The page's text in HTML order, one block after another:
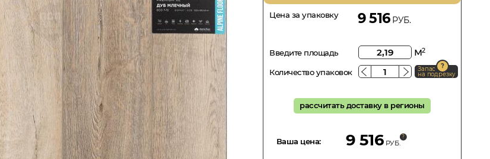
Цена за упаковку 9 516РУБ.
Введите площадь м2
Количество упаковок Запас
на подрезку
рассчитать доставку в регионы
Ваша цена: 9 516 РУБ.